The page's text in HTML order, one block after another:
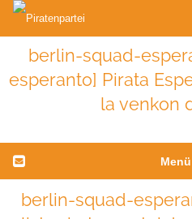
berlin-squad-
esperanto] Pirata
la venkon
berlin-squad-